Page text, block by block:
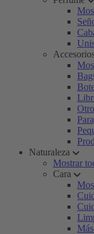
Naturaleza
Mostrar
Cara